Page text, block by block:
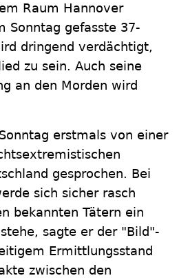
Raum Hannover
Sonntag gefasste 37-
dringend verdächtigt,
zu sein. Auch seine
an den Morden wird
erstmals von einer
gesprochen. Bei
sich sicher rasch
bekannten Tätern ein
sagte er der "Bild"-
Ermittlungsstand
zwischen den